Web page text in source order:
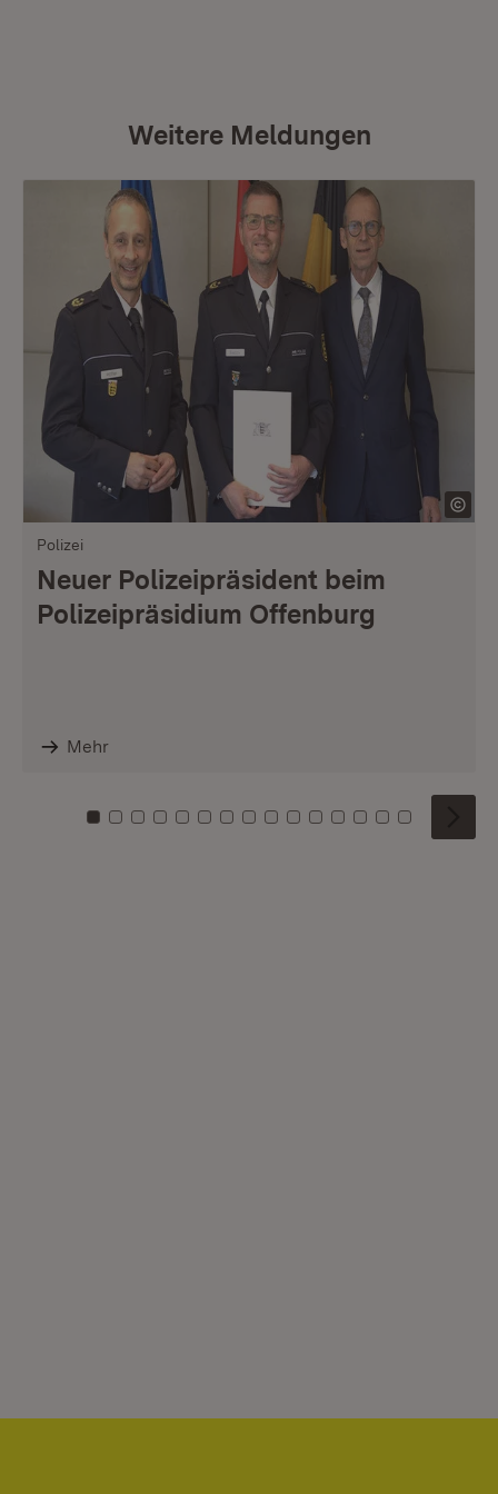
Weitere Meldungen
Polizei
Neuer Polizeipräsident beim
Polizeipräsidium Offenburg
Mehr
Zu Kachel: 0
Zu Kachel: 1
Zu Kachel: 2
Zu Kachel: 3
Zu Kachel: 4
Zu Kachel: 5
Zu Kachel: 6
Zu Kachel: 7
Zu Kachel: 8
Zu Kachel: 9
Zu Kachel: 10
Zu Kachel: 11
Zu Kachel: 12
Zu Kachel:
Zu